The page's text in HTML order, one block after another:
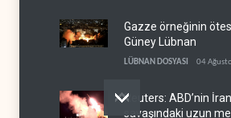
Gazze örneğinin
Güney Lübnan
LÜBNAN DOSYASI 04
Reuters: ABD’nin İran
savaşındaki uzun